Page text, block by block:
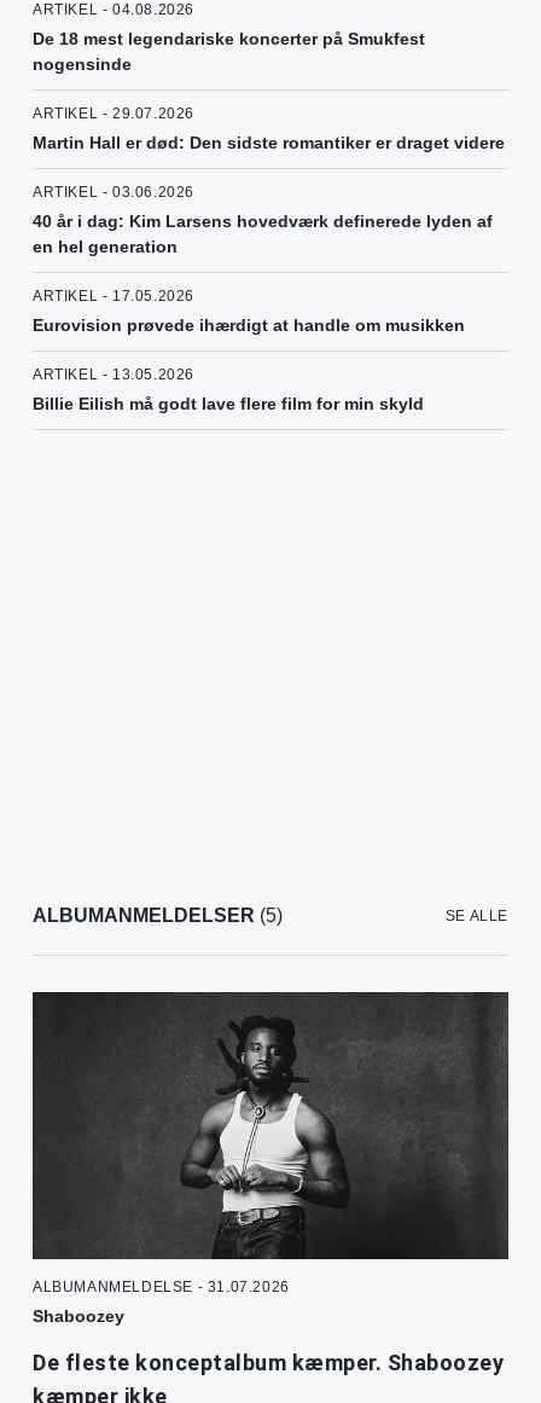
ARTIKEL - 04.08.2026
De 18 mest legendariske koncerter på Smukfest
nogensinde
ARTIKEL - 29.07.2026
Martin Hall er død: Den sidste romantiker er draget videre
ARTIKEL - 03.06.2026
40 år i dag: Kim Larsens hovedværk definerede lyden af
en hel generation
ARTIKEL - 17.05.2026
Eurovision prøvede ihærdigt at handle om musikken
ARTIKEL - 13.05.2026
Billie Eilish må godt lave flere film for min skyld
ALBUMANMELDELSER (5) SE ALLE
ALBUMANMELDELSE - 31.07.2026
Shaboozey
De fleste konceptalbum kæmper. Shaboozey
kæmper ikke